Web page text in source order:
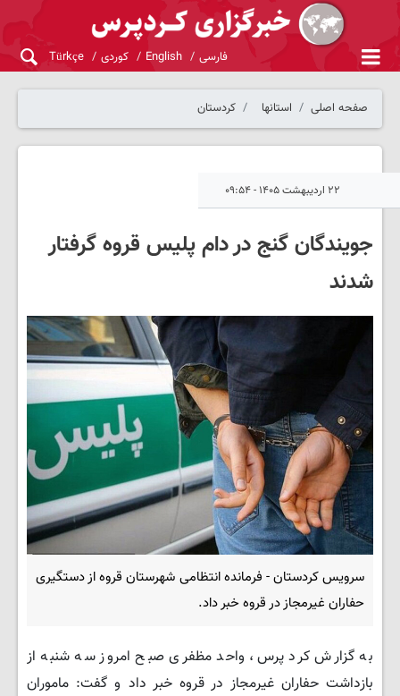
فارسی English کوردی Türkçe
صفحه اصلی استانها کردستان
۲۲ اردیبهشت ۱۴۰۵ - ۰۹:۵۴
جویندگان گنج در دام پلیس قروه گرفتار
شدند
سرویس کردستان - فرمانده انتظامی شهرستان قروه از دستگیری
حفاران غیرمجاز در قروه خبر داد.
به گزارش کرد پرس، واحد مظفری صبح امروز سه شنبه از
بازداشت حفاران غیرمجاز در قروه خبر داد و گفت: ماموران